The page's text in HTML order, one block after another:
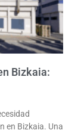
Bizkaia:
en Bizkaia. Una